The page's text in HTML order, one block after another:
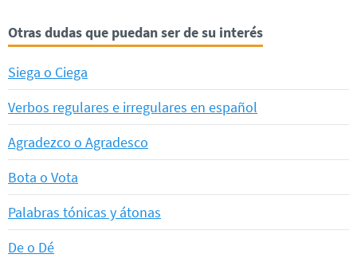
Otras dudas que puedan ser de su interés
Siega o Ciega
Verbos regulares e irregulares en español
Agradezco o Agradesco
Bota o Vota
Palabras tónicas y átonas
De o Dé